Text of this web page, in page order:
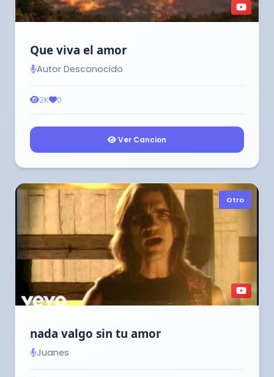
Que viva el amor
Autor Desconocido
2K 0
Ver Cancion
Otro
nada valgo sin tu amor
Juanes